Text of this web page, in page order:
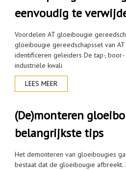
eenvoudig te
Voordelen AT gloeibougie
gloeibougie gereedschapsset van
identificeren geleiders De tap-,
industriële kwali
LEES MEER
(De)monteren
belangrijkste tips
Het demonteren van gloeibougies
bestaat dat de gloeibougie